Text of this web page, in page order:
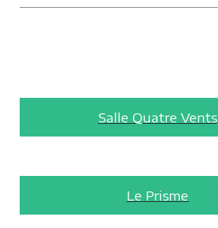
Salle Quatre Vents
Le Prisme